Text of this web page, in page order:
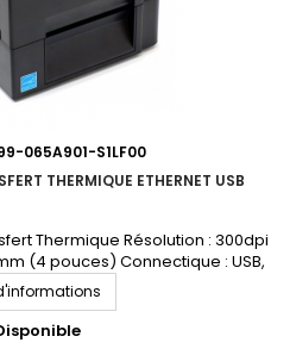
065A901-S1LF00
THERMIQUE ETHERNET USB
Thermique Résolution : 300dpi
(4 pouces) Connectique : USB,
votre devis personnalisé